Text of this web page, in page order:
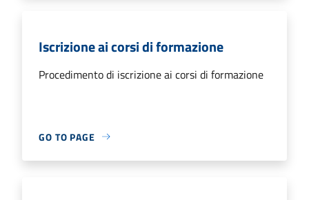
Iscrizione ai corsi di formazione
Procedimento di iscrizione ai corsi di formazione
GO TO PAGE